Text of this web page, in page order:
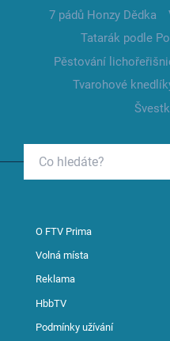
7 pádů Honzy Dědka
Tatarák podle
Pěstování
Tvarohové
O FTV Prima
Volná místa
Reklama
HbbTV
Podmínky užívání